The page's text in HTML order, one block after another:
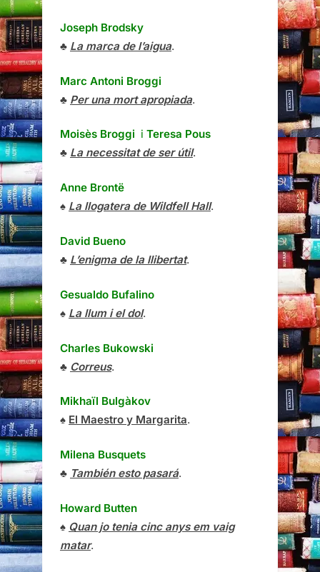
Joseph Brodsky
♣ La marca de l’aigua.
Marc Antoni Broggi
♣ Per una mort apropiada.
Moisès Broggi i Teresa Pous
♣ La necessitat de ser útil.
Anne Brontë
♠ La llogatera de Wildfell Hall.
David Bueno
♣ L’enigma de la llibertat.
Gesualdo Bufalino
♠ La llum i el dol.
Charles Bukowski
♣ Correus.
Mikhaïl Bulgàkov
♠ El Maestro y Margarita.
Milena Busquets
♣ También esto pasará.
Howard Butten
♠ Quan jo tenia cinc anys em vaig
matar.